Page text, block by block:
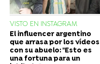
VISTO EN INSTAGRAM
El influencer argentino
que arrasa por los vídeos
con su abuelo: "Esto es
una fortuna para un